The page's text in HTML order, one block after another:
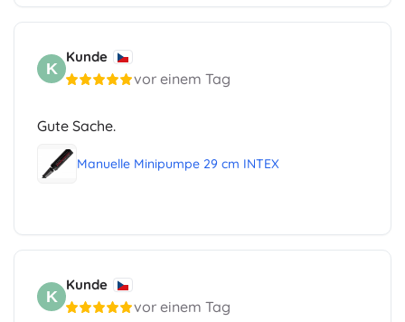
K
Kunde
vor einem Tag
Gute Sache.
Manuelle Minipumpe 29 cm INTEX
K
Kunde
vor einem Tag